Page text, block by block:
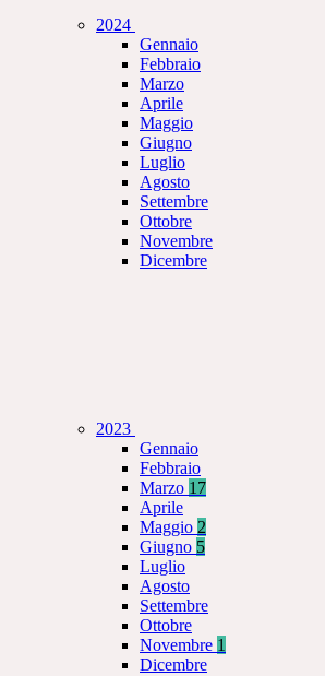
2024
Gennaio
Febbraio
Marzo
Aprile
Maggio
Giugno
Luglio
Agosto
Settembre
Ottobre
Novembre
Dicembre
2023
Gennaio
Febbraio
Marzo 17
Aprile
Maggio 2
Giugno 5
Luglio
Agosto
Settembre
Ottobre
Novembre 1
Dicembre